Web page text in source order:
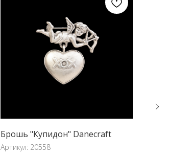
Брошь "Купидон" Danecraft
Артикул: 20558